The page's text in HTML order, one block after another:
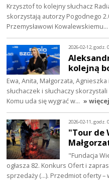
Krzysztof to kolejny słuchacz
skorzystają autorzy Pogodnego
Przemysławowi Kowalewskiemu…
2026-02-12, godz.
kolejną
Ewa, Anita, Małgorzata,
słuchaczek i słuchaczy
Komu uda się wygrać w… » więcej
2026-02-11, godz.
"Tour de
"Fundacja
ogłasza 82. Konkurs Ofert i
sprzedaży (...). Przedmiot oferty –